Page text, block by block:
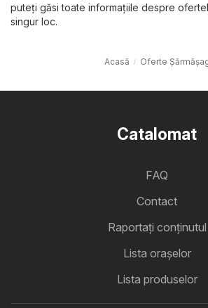
puteți găsi toate informațiile despre
singur loc.
Acasă Oferte
Catalomat
FAQ
Contact
Raportați conținutul
Lista oraşelor
Lista produselor